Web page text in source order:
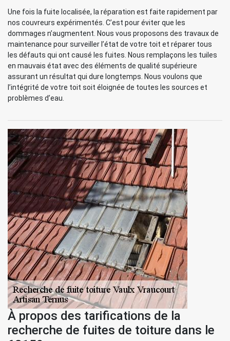
Une fois la fuite localisée, la réparation est faite rapidement par
nos couvreurs expérimentés. C’est pour éviter que les
dommages n’augmentent. Nous vous proposons des travaux de
maintenance pour surveiller l’état de votre toit et réparer tous
les défauts qui ont causé les fuites. Nous remplaçons les tuiles
en mauvais état avec des éléments de qualité supérieure
assurant un résultat qui dure longtemps. Nous voulons que
l’intégrité de votre toit soit éloignée de toutes les sources et
problèmes d’eau.
À propos des tarifications de la
recherche de fuites de toiture dans le